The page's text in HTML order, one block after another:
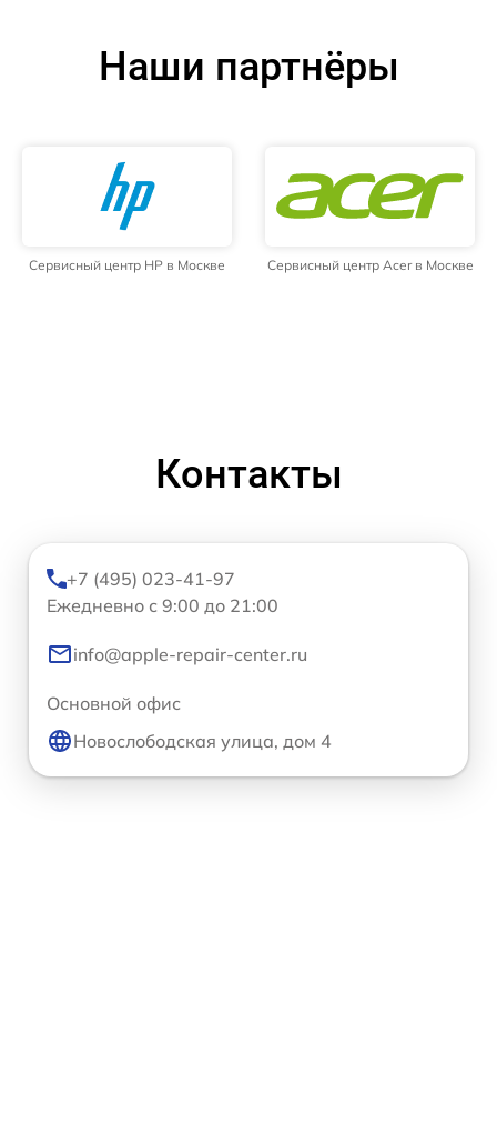
Наши партнёры
Сервисный центр HP в Москве Сервисный центр Acer в Москве
Контакты
+7 (495) 023-41-97
Ежедневно с 9:00 до 21:00
info@apple-repair-center.ru
Основной офис
Новослободская улица, дом 4